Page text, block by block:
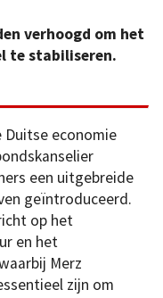
verhoogd om het
te stabiliseren.
Duitse economie
een uitgebreide
geïntroduceerd.
op het
en het
Merz
zijn om